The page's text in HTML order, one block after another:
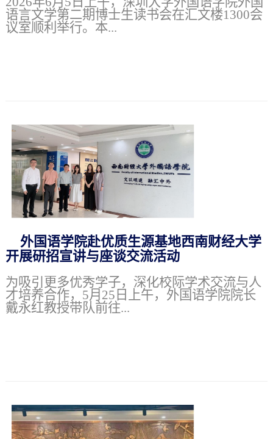
语言文学第二期博士生读书会在汇文楼1300会
议室顺利举行。本...
外国语学院赴优质生源基地西南财经大学
开展研招宣讲与座谈交流活动
为吸引更多优秀学子，深化校际学术交流与人
才培养合作，5月25日上午，外国语学院院长
戴永红教授带队前往...